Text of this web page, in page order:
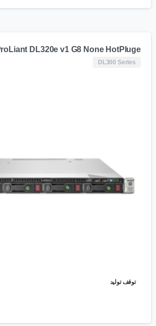
DL320e v1 G8 None HotPluge
DL300 Series
توقف تولید